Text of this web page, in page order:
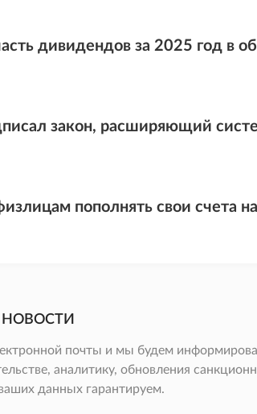
дивидендов за 2025 год в
закон, расширяющий
пополнять свои счета
НОВОСТИ
почты и мы будем
аналитику, обновления
данных гарантируем.